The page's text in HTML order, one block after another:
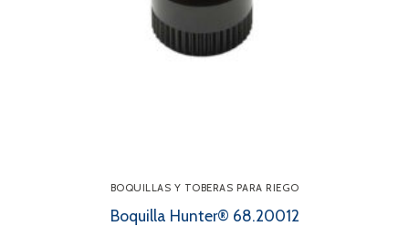
BOQUILLAS Y TOBERAS PARA RIEGO
Boquilla Hunter® 68.20012